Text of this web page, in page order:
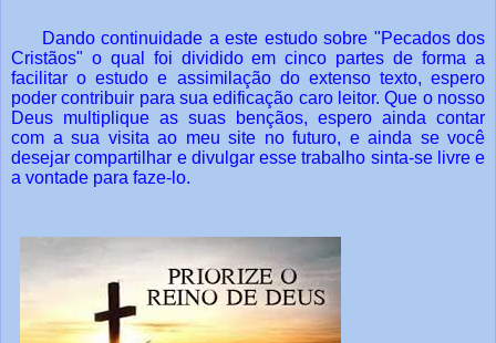
Dando continuidade a este estudo sobre "Pecados dos
Cristãos" o qual foi dividido em cinco partes de forma a
facilitar o estudo e assimilação do extenso texto, espero
poder contribuir para sua edificação caro leitor. Que o nosso
Deus multiplique as suas bençãos, espero ainda contar
com a sua visita ao meu site no futuro, e ainda se você
desejar compartilhar e divulgar esse trabalho sinta-se livre e
a vontade para faze-lo.